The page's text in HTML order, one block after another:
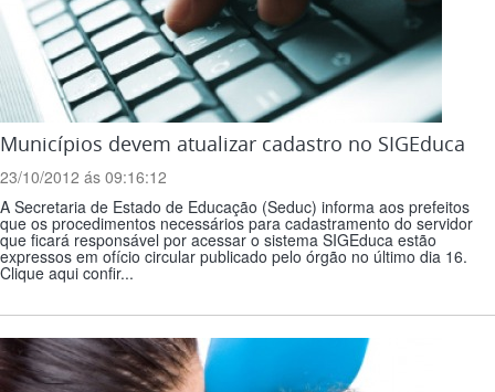
Municípios devem atualizar cadastro no SIGEduca
23/10/2012 ás 09:16:12
A Secretaria de Estado de Educação (Seduc) informa aos prefeitos
que os procedimentos necessários para cadastramento do servidor
que ficará responsável por acessar o sistema SIGEduca estão
expressos em ofício circular publicado pelo órgão no último dia 16.
Clique aqui confir...